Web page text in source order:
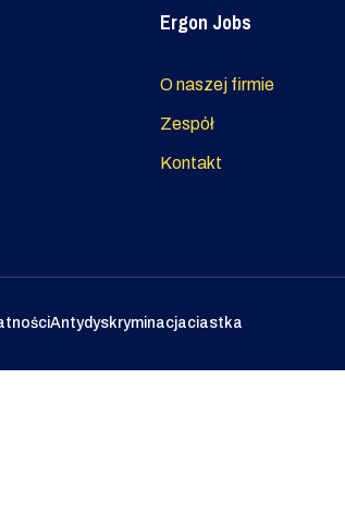
Ergon Jobs
O naszej firmie
Zespół
Kontakt
Antydyskryminacjaciastka